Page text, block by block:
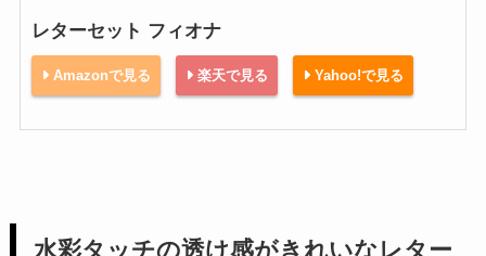
レターセット フィオナ
Amazonで見る 楽天で見る Yahoo!で見る